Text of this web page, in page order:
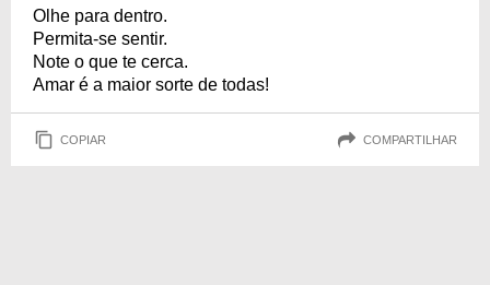
Olhe para dentro.
Permita-se sentir.
Note o que te cerca.
Amar é a maior sorte de todas!
COPIAR COMPARTILHAR